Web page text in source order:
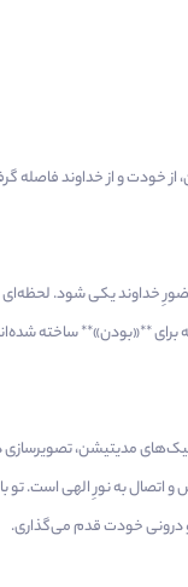
خودت و از خداوند فاصله
خداوند یکی شود. لحظه‌ای
برای **«بودن»** ساخته
مدیتیشن،
و اتصال به نورِ الهی است.
درونی خودت قدم می‌گذاری.